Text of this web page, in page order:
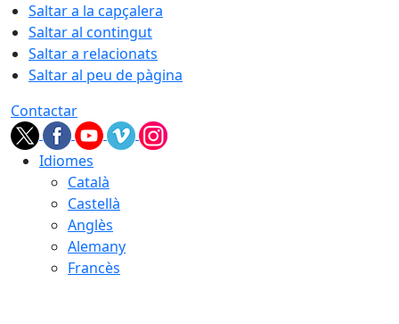
Saltar a la capçalera
Saltar al contingut
Saltar a relacionats
Saltar al peu de pàgina
Contactar
Idiomes
Català
Castellà
Anglès
Alemany
Francès